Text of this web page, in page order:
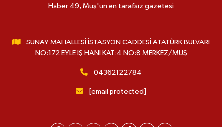
Haber 49, Muş'un en tarafsız gazetesi
SUNAY MAHALLESİ İSTASYON CADDESİ ATATÜRK BULVARI
NO:172 EYLE İŞ HANI KAT:4 NO:8 MERKEZ/MUŞ
04362122784
[email protected]